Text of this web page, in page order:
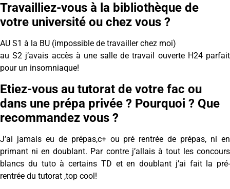
Travailliez-vous à la bibliothèque de
votre université ou chez vous ?
AU S1 à la BU (impossible de travailler chez moi)
au S2 j’avais accès à une salle de travail ouverte H24 parfait
pour un insomniaque!
Etiez-vous au tutorat de votre fac ou
dans une prépa privée ? Pourquoi ? Que
recommandez vous ?
J’ai jamais eu de prépas,c+ ou pré rentrée de prépas, ni en
primant ni en doublant. Par contre j’allais à tout les concours
blancs du tuto à certains TD et en doublant j’ai fait la pré-
rentrée du tutorat ,top cool!